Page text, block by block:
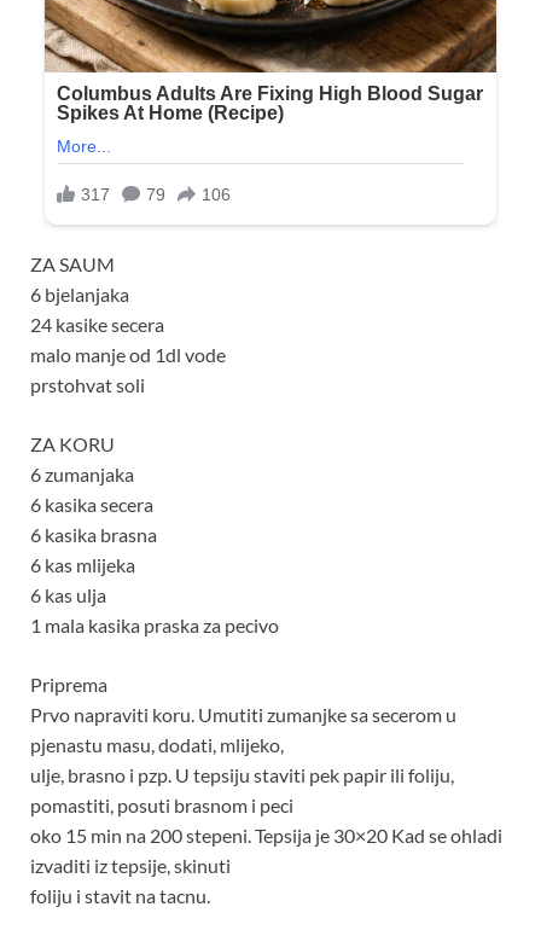
ZA SAUM
6 bjelanjaka
24 kasike secera
malo manje od 1dl vode
prstohvat soli
ZA KORU
6 zumanjaka
6 kasika secera
6 kasika brasna
6 kas mlijeka
6 kas ulja
1 mala kasika praska za pecivo
Priprema
Prvo napraviti koru. Umutiti zumanjke sa secerom u
pjenastu masu, dodati, mlijeko,
ulje, brasno i pzp. U tepsiju staviti pek papir ili foliju,
pomastiti, posuti brasnom i peci
oko 15 min na 200 stepeni. Tepsija je 30×20 Kad se ohladi
izvaditi iz tepsije, skinuti
foliju i stavit na tacnu.